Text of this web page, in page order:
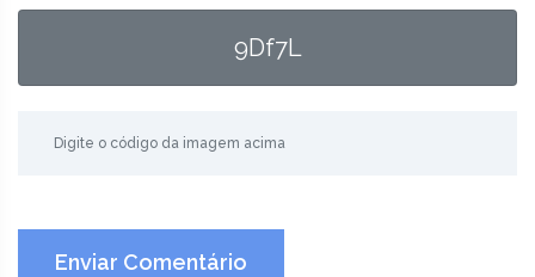
9Df7L
Enviar Comentário